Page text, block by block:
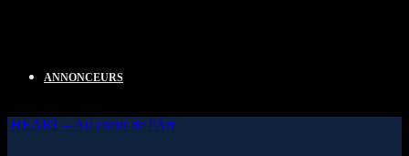
ANNONCEURS
HEART – Au coeur de l'Art